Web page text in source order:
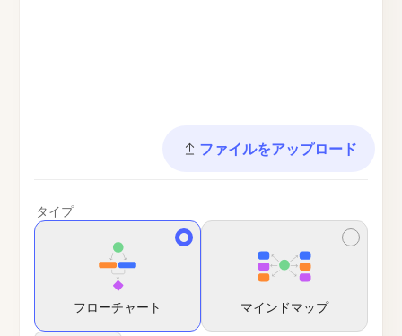
ファイルをアップロード
タイプ
フローチャート マインドマップ